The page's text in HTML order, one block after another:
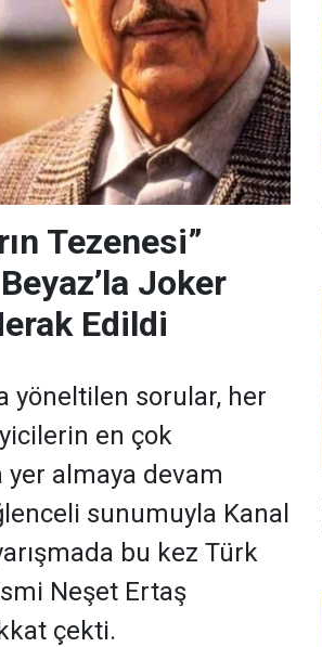
Tezenesi”
Joker
Edildi
yöneltilen sorular, her
en çok
yer almaya devam
sunumuyla Kanal
bu kez Türk
Neşet Ertaş
çekti.